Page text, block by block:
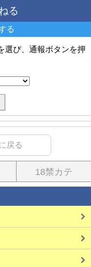
る
る
び、通報ボタンを押
戻る
18禁カテ